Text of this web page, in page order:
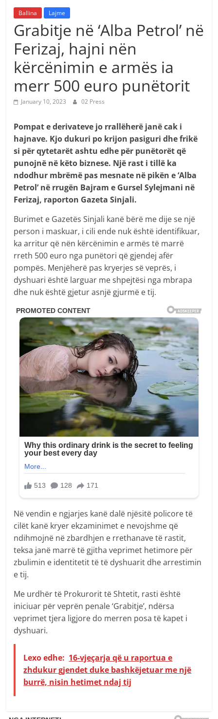
Ballina Lajme
Grabitje në ‘Alba Petrol’ në
Ferizaj, hajni nën
kërcënimin e armës ia
merr 500 euro punëtorit
January 10, 2023 02 Press
Pompat e derivateve jo rrallëherë janë cak i
hajnave. Kjo dukuri po krijon pasiguri dhe frikë
si për qytetarët ashtu edhe për punëtorët që
punojnë në këto biznese. Një rast i tillë ka
ndodhur mbrëmë pas mesnate në pikën e ‘Alba
Petrol’ në rrugën Bajram e Gursel Sylejmani në
Ferizaj, raporton Gazeta Sinjali.
Burimet e Gazetës Sinjali kanë bërë me dije se një
person i maskuar, i cili ende nuk është identifikuar,
ka arritur që nën kërcënimin e armës të marrë
rreth 500 euro nga punëtori që gjendej afër
pompës. Menjëherë pas kryerjes së veprës, i
dyshuari është larguar me shpejtësi nga mbrapa
dhe nuk është gjetur asnjë gjurmë e tij.
Në vendin e ngjarjes kanë dalë njësitë policore të
cilët kanë kryer ekzaminimet e nevojshme që
ndihmojnë në zbardhjen e rrethanave të rastit,
teksa janë marrë të gjitha veprimet hetimore për
zbulimin e identitetit të të dyshuarit dhe arrestimin
e tij.
Me urdhër të Prokurorit të Shtetit, rasti është
iniciuar për veprën penale ‘Grabitje’, ndërsa
veprimet tjera ligjore do merren posa të kapet i
dyshuari.
Lexo edhe: 16-vjeçarja që u raportua e
zhdukur gjendet duke bashkëjetuar me një
burrë, nisin hetimet ndaj tij